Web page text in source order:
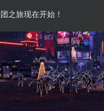
之旅现在开始！